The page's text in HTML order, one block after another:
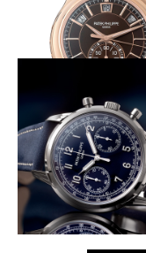
カラトラバ・ウィーク
レンダー Ref.5212A
年次カレンダー搭載 ク
ラフ Ref.5905
ネイビーで醸し出す気品あ
PATEK PHILIPPE
クロノグラフ Ref.5172